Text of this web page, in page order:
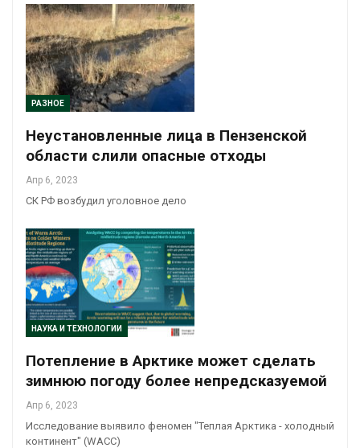
РАЗНОЕ
Неустановленные лица в Пензенской
области слили опасные отходы
Апр 6, 2023
СК РФ возбудил уголовное дело
НАУКА И ТЕХНОЛОГИИ
Потепление в Арктике может сделать
зимнюю погоду более непредсказуемой
Апр 6, 2023
Исследование выявило феномен "Теплая Арктика - холодный
континент" (WACC)